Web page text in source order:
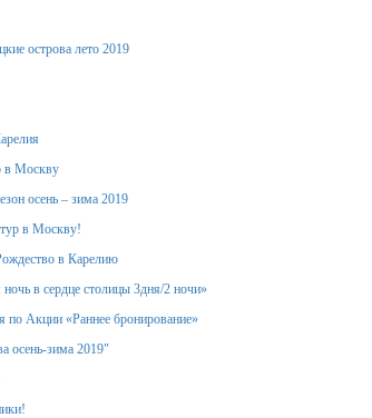
острова лето 2019
в Москву
осень – зима 2019
в Москву!
в Карелию
в сердце столицы 3дня/2 ночи»
Акции «Раннее бронирование»
осень-зима 2019"